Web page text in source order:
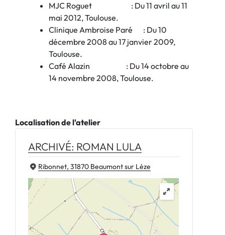
MJC Roguet : Du 11 avril au 11
mai 2012, Toulouse.
Clinique Ambroise Paré : Du 10
décembre 2008 au 17 janvier 2009,
Toulouse.
Café Alazin : Du 14 octobre au
14 novembre 2008, Toulouse.
Localisation de l'atelier
ARCHIVÉ: ROMAN LULA
Ribonnet, 31870 Beaumont sur Lèze